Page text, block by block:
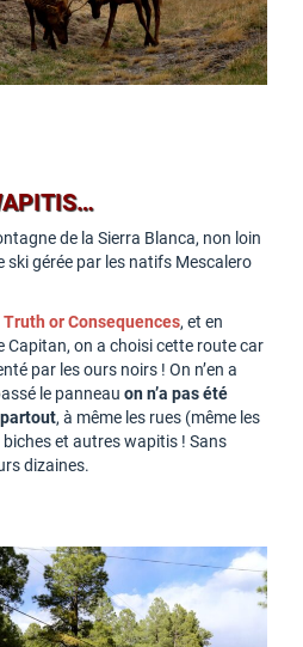
de la Sierra Blanca, non loin
ski gérée par les natifs Mescalero
Truth or Consequences, et en
Capitan, on a choisi cette route car
par les ours noirs ! On n’en a
le panneau on n’a pas été
, à même les rues (même les
et autres wapitis ! Sans
dizaines.